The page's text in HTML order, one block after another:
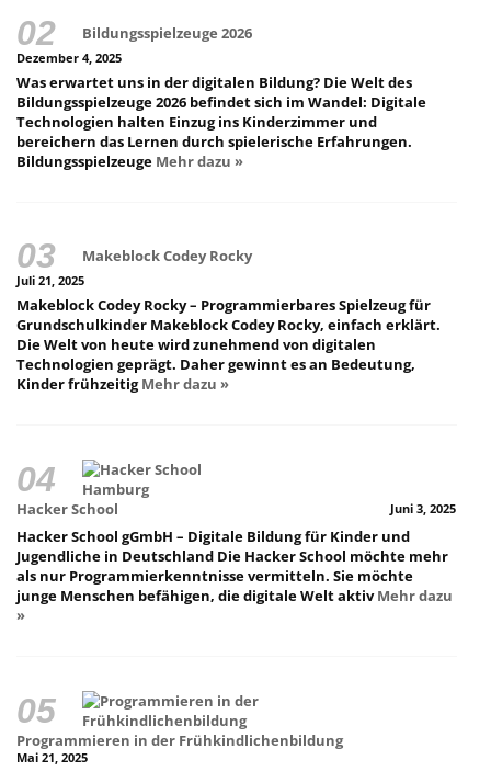
Bildungsspielzeuge 2026
Dezember 4, 2025
Was erwartet uns in der digitalen Bildung? Die Welt des
Bildungsspielzeuge 2026 befindet sich im Wandel: Digitale
Technologien halten Einzug ins Kinderzimmer und
bereichern das Lernen durch spielerische Erfahrungen.
Bildungsspielzeuge Mehr dazu »
Makeblock Codey Rocky
Juli 21, 2025
Makeblock Codey Rocky – Programmierbares Spielzeug für
Grundschulkinder Makeblock Codey Rocky, einfach erklärt.
Die Welt von heute wird zunehmend von digitalen
Technologien geprägt. Daher gewinnt es an Bedeutung,
Kinder frühzeitigMehr dazu »
Hacker School Juni 3, 2025
Hacker School gGmbH – Digitale Bildung für Kinder und
Jugendliche in Deutschland Die Hacker School möchte mehr
als nur Programmierkenntnisse vermitteln. Sie möchte
junge Menschen befähigen, die digitale Welt aktivMehr dazu
»
Programmieren in der Frühkindlichenbildung
Mai 21, 2025